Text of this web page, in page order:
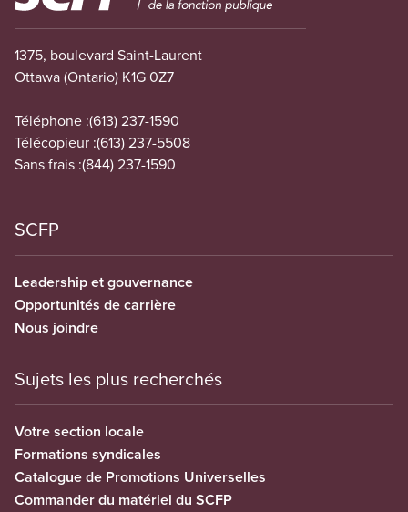
1375, boulevard Saint-Laurent
Ottawa (Ontario) K1G 0Z7
Téléphone :(613) 237-1590
Télécopieur :(613) 237-5508
Sans frais :(844) 237-1590
SCFP
Leadership et gouvernance
Opportunités de carrière
Nous joindre
Sujets les plus recherchés
Votre section locale
Formations syndicales
Catalogue de Promotions Universelles
Commander du matériel du SCFP